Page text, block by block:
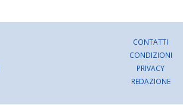
CONTATTI
CONDIZIONI
PRIVACY
REDAZIONE